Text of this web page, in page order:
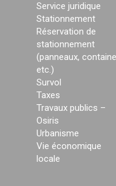
Service juridique
Stationnement
Réservation de
stationnement
(panneaux,
etc.)
Survol
Taxes
Travaux publics –
Osiris
Urbanisme
Vie économique
locale